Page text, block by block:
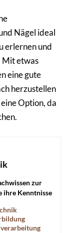
Nägel ideal
erlernen und
Mit etwas
eine gute
herzustellen
Option, da
zur
ihre Kenntnisse